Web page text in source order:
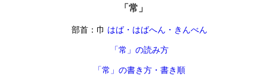
「常」
部首：巾 はば・はばへん・きんべん
「常」の読み方
「常」の書き方・書き順